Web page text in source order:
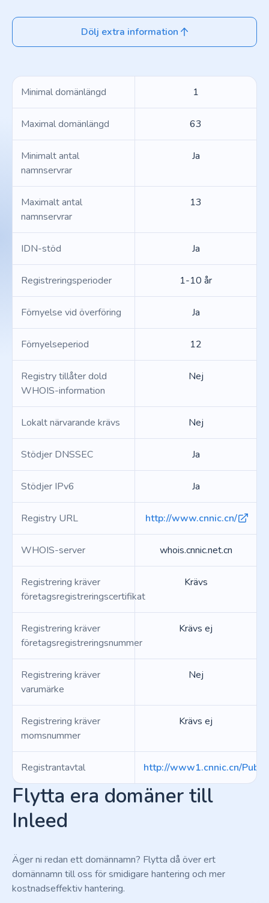
Dölj extra information
Minimal domänlängd 1
Maximal domänlängd 63
Minimalt antal
namnservrar
Ja
Maximalt antal
namnservrar
13
IDN-stöd Ja
Registreringsperioder 1-10 år
Förnyelse vid överföring Ja
Förnyelseperiod 12
Registry tillåter dold
WHOIS-information
Nej
Lokalt närvarande krävs Nej
Stödjer DNSSEC Ja
Stödjer IPv6 Ja
Registry URL http://www.cnnic.cn/
WHOIS-server whois.cnnic.net.cn
Registrering kräver
företagsregistreringscertifikat
Krävs
Registrering kräver
företagsregistreringsnummer
Krävs ej
Registrering kräver
varumärke
Nej
Registrering kräver
momsnummer
Krävs ej
Registrantavtal http://www1.cnnic.cn/
Flytta era domäner till
Inleed
Äger ni redan ett domännamn? Flytta då över ert
domännamn till oss för smidigare hantering och mer
kostnadseffektiv hantering.